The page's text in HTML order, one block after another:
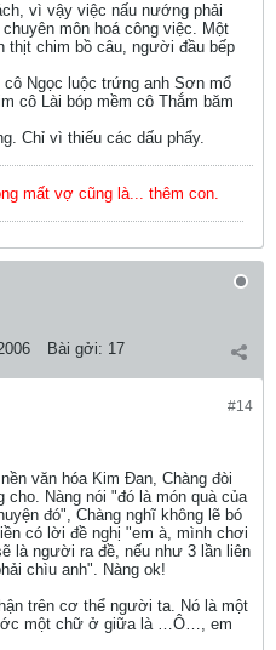
vì vậy việc nấu nướng phải
môn hoá công việc. Một
thịt chim bồ câu, người đầu bếp
cô Ngọc luộc trứng anh Sơn mổ
cô Lài bóp mềm cô Thắm băm
Chỉ vì thiếu các dấu phẩy.
mất vợ cũng là... thêm con.
Bài gởi: 17
#14
văn hóa Kim Đan, Chàng đòi
cho. Nàng nói "đó là món quà của
đó", Chàng nghĩ không lẽ bó
có lời đề nghị "em à, mình chơi
là người ra đề, nếu như 3 lần liên
chìu anh". Nàng ok!
trên cơ thể người ta. Nó là một
một chữ ở giữa là …Ô…, em